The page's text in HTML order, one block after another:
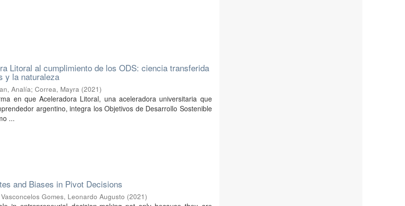
Litoral al cumplimiento de los ODS: ciencia transferida
y la naturaleza
Analía;Correa, Mayra (2021)
en que Aceleradora Litoral, una aceleradora universitaria que
argentino, integra los Objetivos de Desarrollo Sostenible
...
and Biases in Pivot Decisions
Gomes, Leonardo Augusto (2021)